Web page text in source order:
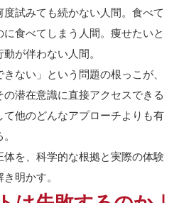
試みても続かない人間。食べて
食べてしまう人間。痩せたいと
が伴わない人間。
ない」という問題の根っこが、
潜在意識に直接アクセスできる
他のどんなアプローチよりも有
を、科学的な根拠と実際の体験
明かす。